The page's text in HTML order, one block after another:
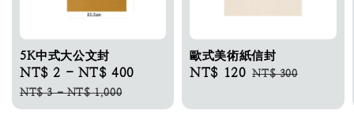
5K中式大公文封
Sale
price
NT$ 2 - NT$ 400
NT$ 3-NT$ 1,000
歐式美術紙信封
Sale
NT$ 120 Regular
NT$ 300